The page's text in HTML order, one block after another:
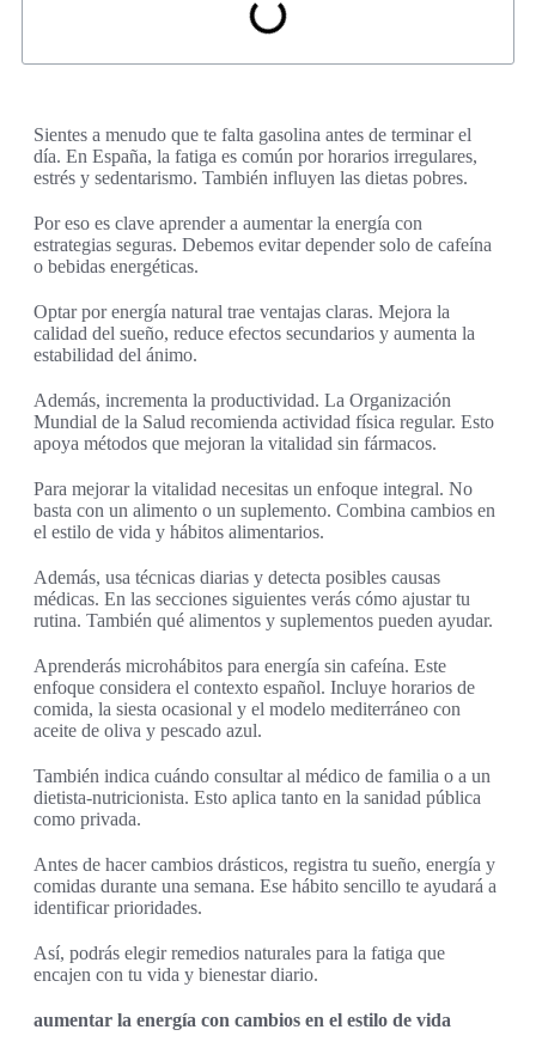
Sientes a menudo que te falta gasolina antes de terminar el
día. En España, la fatiga es común por horarios irregulares,
estrés y sedentarismo. También influyen las dietas pobres.
Por eso es clave aprender a aumentar la energía con
estrategias seguras. Debemos evitar depender solo de cafeína
o bebidas energéticas.
Optar por energía natural trae ventajas claras. Mejora la
calidad del sueño, reduce efectos secundarios y aumenta la
estabilidad del ánimo.
Además, incrementa la productividad. La Organización
Mundial de la Salud recomienda actividad física regular. Esto
apoya métodos que mejoran la vitalidad sin fármacos.
Para mejorar la vitalidad necesitas un enfoque integral. No
basta con un alimento o un suplemento. Combina cambios en
el estilo de vida y hábitos alimentarios.
Además, usa técnicas diarias y detecta posibles causas
médicas. En las secciones siguientes verás cómo ajustar tu
rutina. También qué alimentos y suplementos pueden ayudar.
Aprenderás microhábitos para energía sin cafeína. Este
enfoque considera el contexto español. Incluye horarios de
comida, la siesta ocasional y el modelo mediterráneo con
aceite de oliva y pescado azul.
También indica cuándo consultar al médico de familia o a un
dietista-nutricionista. Esto aplica tanto en la sanidad pública
como privada.
Antes de hacer cambios drásticos, registra tu sueño, energía y
comidas durante una semana. Ese hábito sencillo te ayudará a
identificar prioridades.
Así, podrás elegir remedios naturales para la fatiga que
encajen con tu vida y bienestar diario.
aumentar la energía con cambios en el estilo de vida